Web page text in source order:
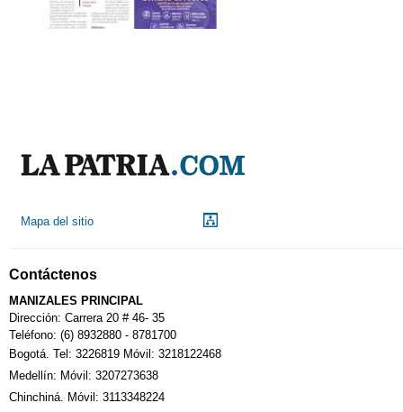
Mapa del sitio
Contáctenos
MANIZALES PRINCIPAL
Dirección: Carrera 20 # 46- 35
Teléfono: (6) 8932880 - 8781700
Bogotá. Tel: 3226819 Móvil: 3218122468
Medellín: Móvil: 3207273638
Chinchiná. Móvil: 3113348224